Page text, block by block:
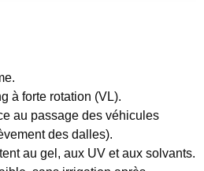
à forte rotation (VL).
au passage des véhicules
des dalles).
au gel , aux UV et aux solvants.